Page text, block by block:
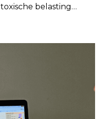
belasting…